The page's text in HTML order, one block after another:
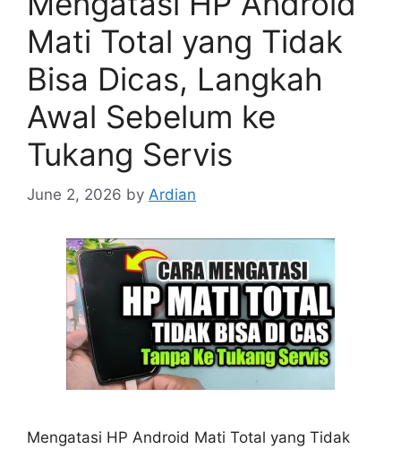
Mati Total yang Tidak
Bisa Dicas, Langkah
Awal Sebelum ke
Tukang Servis
June 2, 2026 by Ardian
Mengatasi HP Android Mati Total yang Tidak